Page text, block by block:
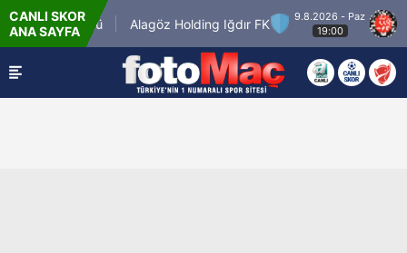
CANLI SKOR
ANA SAYFA
Alagöz Holding Iğdır FK
9.8.2026 - Paz